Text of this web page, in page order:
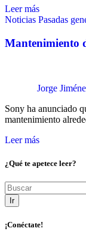
Leer más
Noticias Pasadas
Mantenimiento
Jorge
Sony ha anunciado
mantenimiento
Leer más
¿Qué te apetece leer?
Ir
¡Conéctate!